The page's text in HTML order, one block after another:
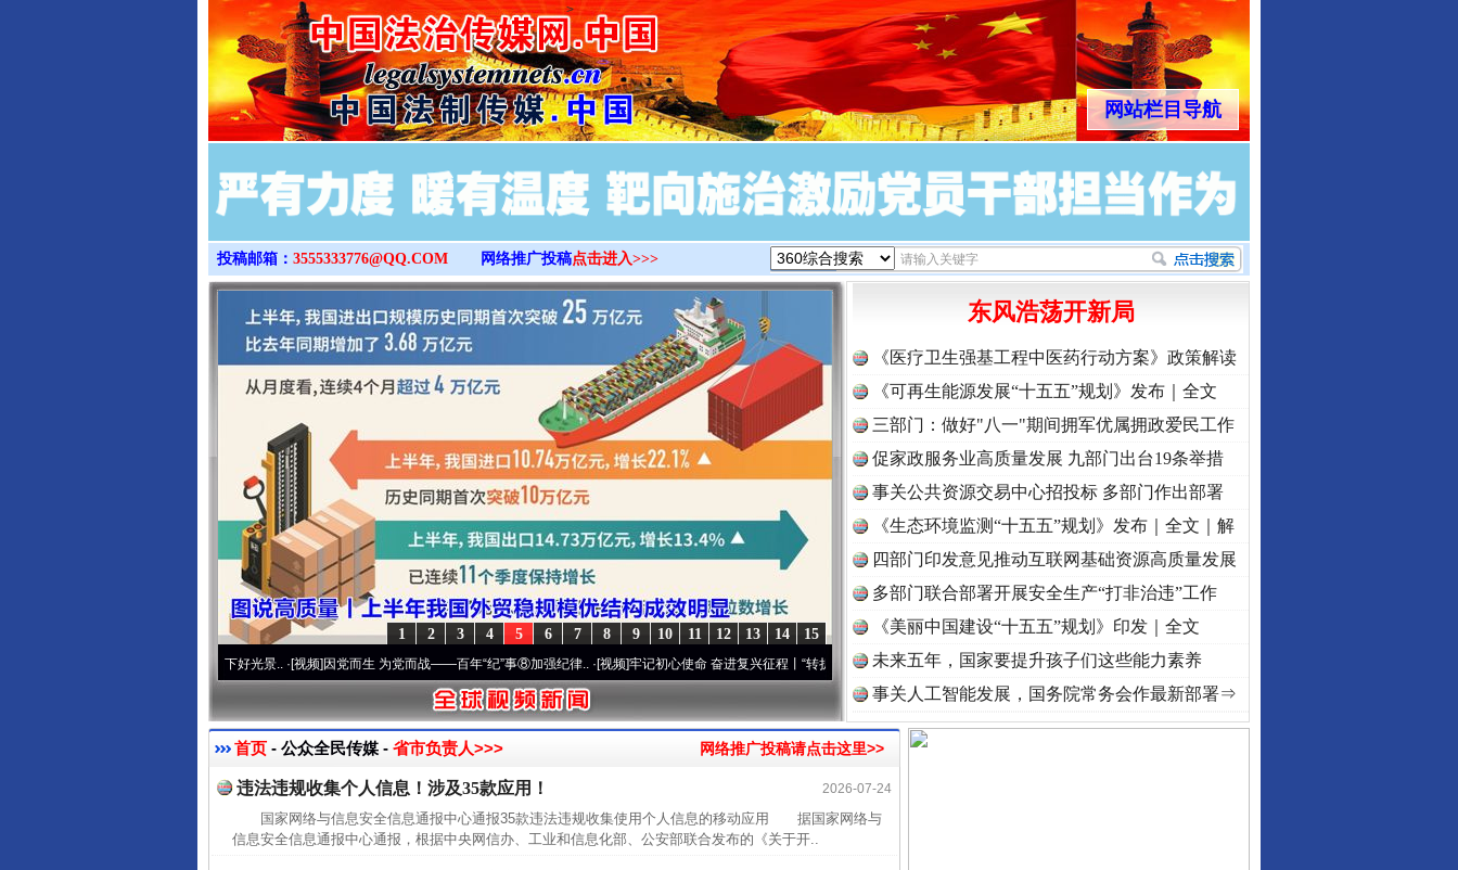
>
网站栏目导航
投稿邮箱： 3555333776@QQ.COM 网络推广投稿点击进入>>>
15
14
13
12
11
10
9
8
7
6
5
4
3
2
1
心使命 奋进复兴征程丨宝塔山下好光景..·[视频]因党而生 为党而战——百年“纪”事⑧加强纪律..·[视频]牢记初心使命 奋进复兴征程丨“转折之城”激荡.. ·[视频]牢记初心使命 奋进复兴征程丨红船起航处 潮起..·[视频]一首歌的时间，读懂乐至的“诗与远方”
东风浩荡开新局
《医疗卫生强基工程中医药行动方案》政策解读
《可再生能源发展“十五五”规划》发布｜全文
三部门：做好"八一"期间拥军优属拥政爱民工作
促家政服务业高质量发展 九部门出台19条举措
事关公共资源交易中心招投标 多部门作出部署
《生态环境监测“十五五”规划》发布｜全文｜解
读
四部门印发意见推动互联网基础资源高质量发展
多部门联合部署开展安全生产“打非治违”工作
《美丽中国建设“十五五”规划》印发｜全文
未来五年，国家要提升孩子们这些能力素养
事关人工智能发展，国务院常务会作最新部署⇒
首页 - 公众全民传媒 - 省市负责人>>> 网络推广投稿请点击这里>>
2026-07-24
违法违规收集个人信息！涉及35款应用！
国家网络与信息安全信息通报中心通报35款违法违规收集使用个人信息的移动应用 据国家网络与
信息安全信息通报中心通报，根据中央网信办、工业和信息化部、公安部联合发布的《关于开..